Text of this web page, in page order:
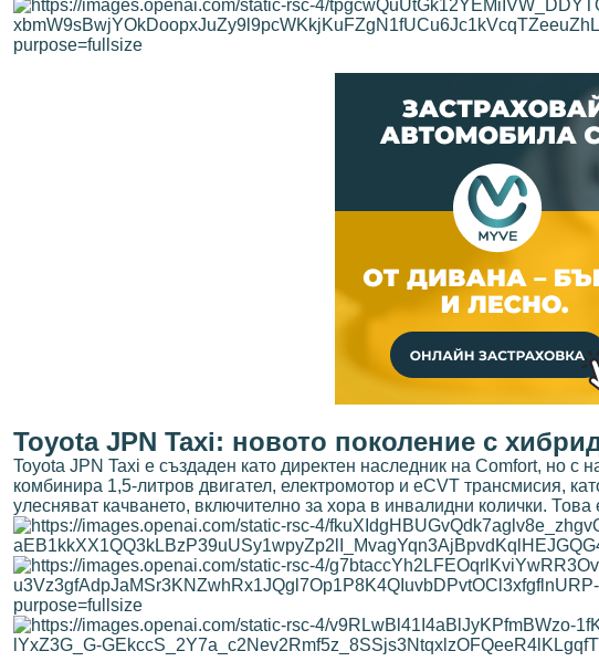
Toyota JPN Taxi: новото поколение с
Toyota JPN Taxi е създаден като директен наследник на Comfort, но
комбинира 1,5-литров двигател, електромотор и eCVT трансмисия,
улесняват качването, включително за хора в инвалидни колички.